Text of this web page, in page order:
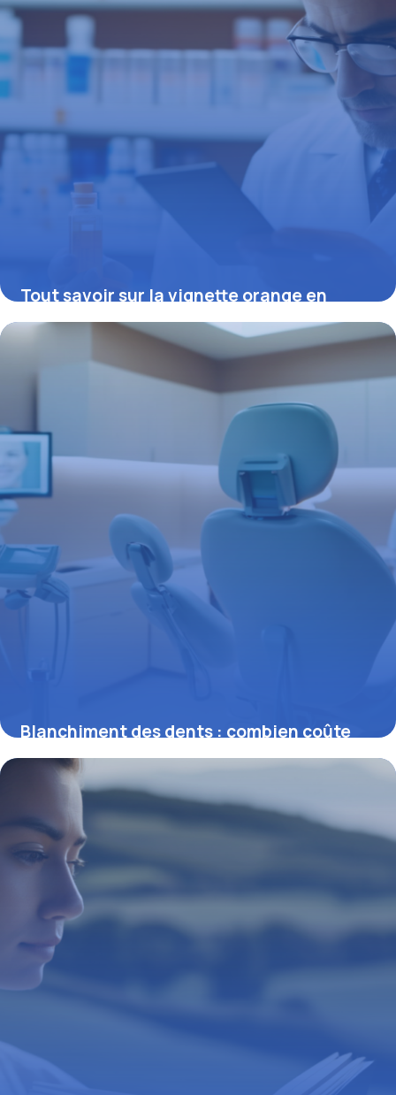
Tout savoir sur la vignette orange en
pharmacie : enjeux, remboursements et
actualités
Blanchiment des dents : combien coûte
vraiment un sourire éclatant ?
16 juin 2026